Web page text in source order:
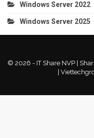
Windows Server 2022
Windows Server 2025
© 2026 - IT Share NVP |
|